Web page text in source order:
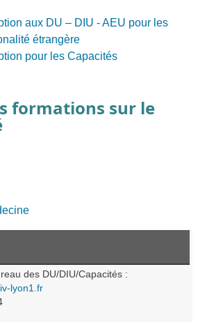
aux DU – DIU - AEU pour les
étrangère
pour les Capacités
formations sur le
des DU/DIU/Capacités :
lyon1.fr